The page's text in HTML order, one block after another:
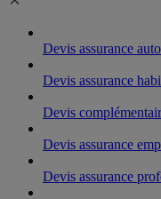
Devis assurance auto
Devis assurance
Devis
Devis assurance
Devis assurance